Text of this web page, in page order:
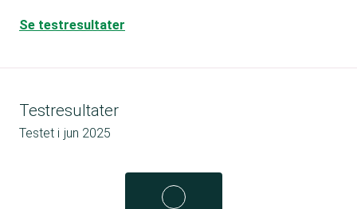
Se testresultater
Testresultater
Testet i jun 2025